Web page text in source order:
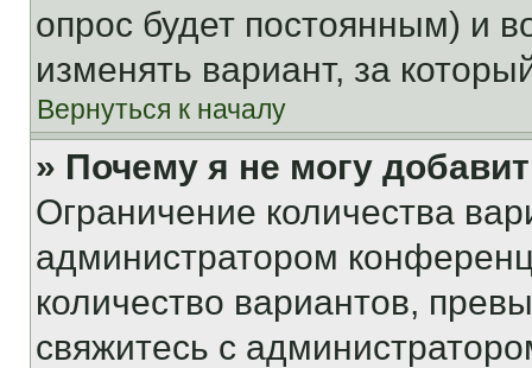
опрос будет постоянным) и
изменять вариант, за
Вернуться к началу
» Почему я не могу
Ограничение количества
администратором
количество вариантов,
свяжитесь с